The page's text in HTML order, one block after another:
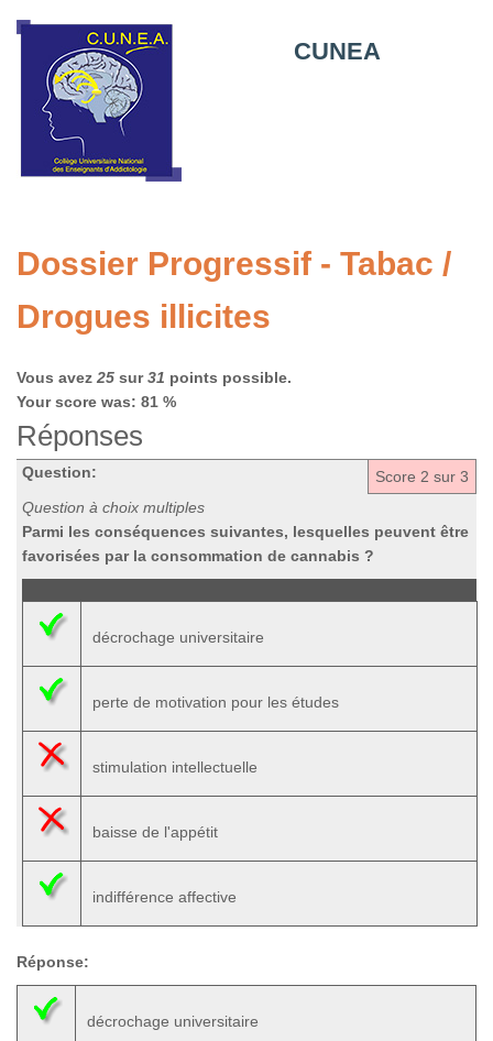
CUNEA
Dossier Progressif - Tabac /
Drogues illicites
Vous avez 25 sur31 points possible.
Your score was: 81 %
Réponses
Score 2 sur 3
Question:
Question à choix multiples
Parmi les conséquences suivantes, lesquelles peuvent être
favorisées par la consommation de cannabis ?
décrochage universitaire
perte de motivation pour les études
stimulation intellectuelle
baisse de l'appétit
indifférence affective
Réponse:
décrochage universitaire